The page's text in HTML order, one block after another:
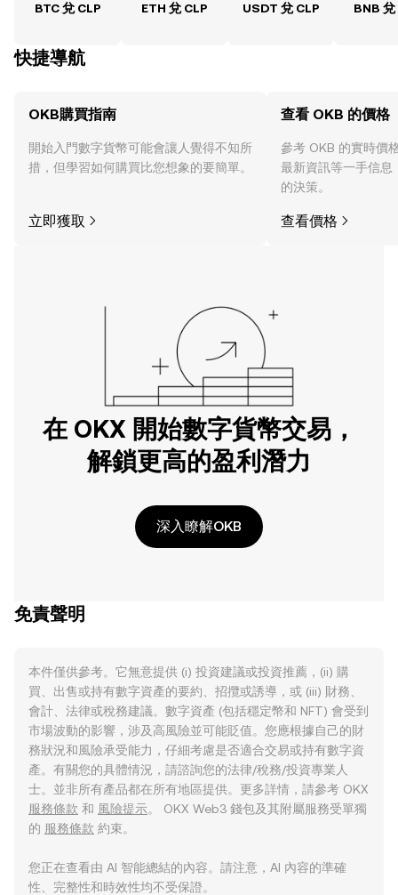
BTC 兌 CLP ETH 兌 CLP USDT 兌 CLP BNB 兌
快捷導航
OKB購買指南
開始入門數字貨幣可能會讓人覺得不知所
措，但學習如何購買比您想象的要簡單。
立即獲取
查看 OKB 的價格
參考 OKB 的實時價
最新資訊等一手信息
的決策。
查看價格
在 OKX 開始數字貨幣交易，
解鎖更高的盈利潛力
深入瞭解OKB
免責聲明
本件僅供參考。它無意提供 (i) 投資建議或投資推薦，(ii) 購
買、出售或持有數字資產的要約、招攬或誘導，或 (iii) 財務、
會計、法律或稅務建議。數字資產 (包括穩定幣和 NFT) 會受到
市場波動的影響，涉及高風險並可能貶值。您應根據自己的財
務狀況和風險承受能力，仔細考慮是否適合交易或持有數字資
產。有關您的具體情況，請諮詢您的法律/稅務/投資專業人
士。並非所有產品都在所有地區提供。更多詳情，請參考 OKX
服務條款 和 風險提示。 OKX Web3 錢包及其附屬服務受單獨
的 服務條款 約束。
您正在查看由 AI 智能總結的內容。請注意，AI 內容的準確
性、完整性和時效性均不受保證。